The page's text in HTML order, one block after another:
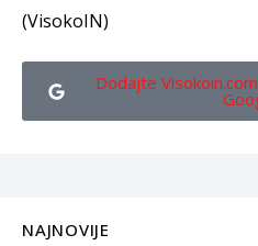
(VisokoIN)
Dodajte
NAJNOVIJE